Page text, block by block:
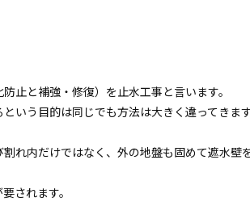
止と補強・修復）を止水工事と言います。
いう目的は同じでも方法は大きく違ってきます
れ内だけではなく、外の地盤も固めて遮水壁
されます。